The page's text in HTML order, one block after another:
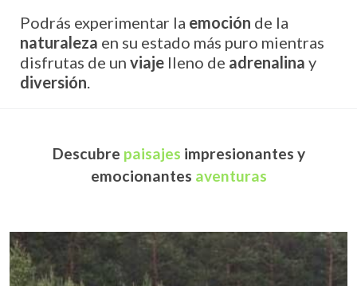
Podrás experimentar la emoción de la
naturaleza en su estado más puro mientras
disfrutas de unviaje lleno de adrenalinay
diversión
Descubre paisajes impresionantes y
emocionantes aventuras